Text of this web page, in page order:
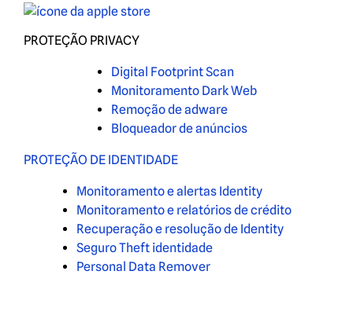
PROTEÇÃO PRIVACY
Digital Footprint Scan
Monitoramento Dark Web
Remoção de adware
Bloqueador de anúncios
PROTEÇÃO DE IDENTIDADE
Monitoramento e alertas Identity
Monitoramento e relatórios de crédito
Recuperação e resolução de Identity
Seguro Theft identidade
Personal Data Remover